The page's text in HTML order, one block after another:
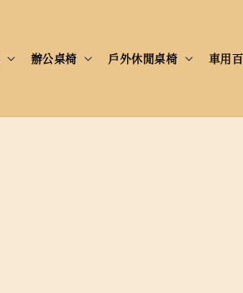
辦公桌椅 戶外休閒桌椅 車用